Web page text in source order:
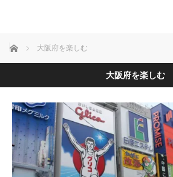
ホーム 大阪府を楽しむ
大阪府を楽しむ